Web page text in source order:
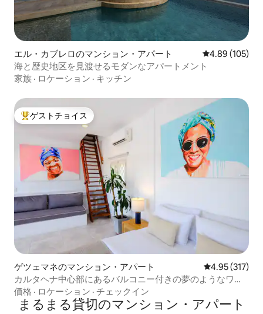
エル・カブレロのマンション・アパート レビュー105
4.89 (105)
海と歴史地区を見渡せるモダンなアパートメント
家族 · ロケーション · キッチン
大好評のゲストチョイスです。
ゲストチョイス
ゲツェマネのマンション・アパート レビュー317
4.95 (317)
カルタヘナ中心部にあるバルコニー付きの夢のようなワン
ルーム
価格 · ロケーション · チェックイン
まるまる貸切のマンション・アパート